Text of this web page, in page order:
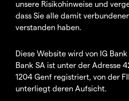
unsere Risikohinweise und
dass Sie alle damit
verstanden haben.
Diese Website wird von IG
Bank SA ist unter der Adresse
1204 Genf registriert, von der
unterliegt deren Aufsicht.